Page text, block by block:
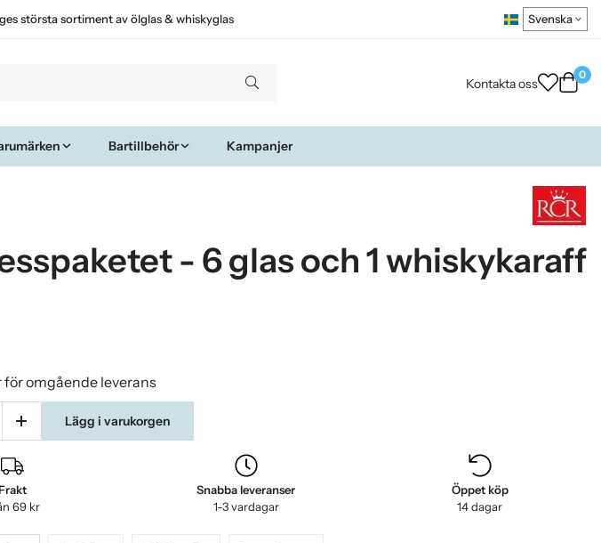
största sortiment av ölglas & whiskyglas
Kontakta oss
0
Bartillbehör Kampanjer
- 6 glas och 1 whiskykaraff
för omgående leverans
Lägg i varukorgen
69 kr
Snabba leveranser
1-3 vardagar
Öppet köp
14 dagar